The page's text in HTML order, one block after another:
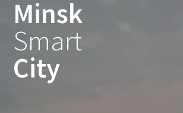
Minsk
Smart
City